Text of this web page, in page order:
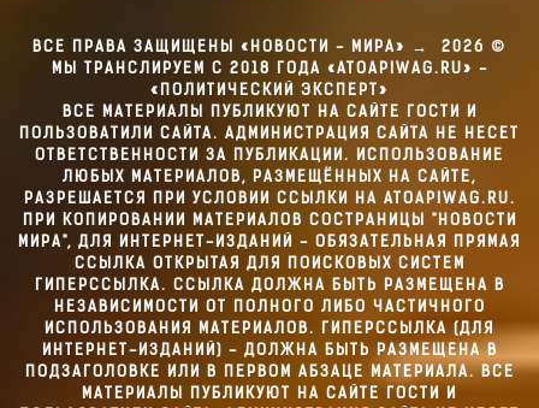
ВСЕ ПРАВА ЗАЩИЩЕНЫ «НОВОСТИ - МИРА» → 2026 ©
МЫ ТРАНСЛИРУЕМ С 2018 ГОДА «ATOAPIWAG.RU» -
«ПОЛИТИЧЕСКИЙ ЭКСПЕРТ»
ВСЕ МАТЕРИАЛЫ ПУБЛИКУЮТ НА САЙТЕ ГОСТИ И
ПОЛЬЗОВАТИЛИ САЙТА. АДМИНИСТРАЦИЯ САЙТА НЕ НЕСЕТ
ОТВЕТСТВЕННОСТИ ЗА ПУБЛИКАЦИИ. ИСПОЛЬЗОВАНИЕ
ЛЮБЫХ МАТЕРИАЛОВ, РАЗМЕЩЁННЫХ НА САЙТЕ,
РАЗРЕШАЕТСЯ ПРИ УСЛОВИИ ССЫЛКИ НА ATOAPIWAG.RU.
ПРИ КОПИРОВАНИИ МАТЕРИАЛОВ СОСТРАНИЦЫ "НОВОСТИ
МИРА", ДЛЯ ИНТЕРНЕТ-ИЗДАНИЙ - ОБЯЗАТЕЛЬНАЯ ПРЯМАЯ
ССЫЛКА ОТКРЫТАЯ ДЛЯ ПОИСКОВЫХ СИСТЕМ
ГИПЕРССЫЛКА. ССЫЛКА ДОЛЖНА БЫТЬ РАЗМЕЩЕНА В
НЕЗАВИСИМОСТИ ОТ ПОЛНОГО ЛИБО ЧАСТИЧНОГО
ИСПОЛЬЗОВАНИЯ МАТЕРИАЛОВ. ГИПЕРССЫЛКА (ДЛЯ
ИНТЕРНЕТ-ИЗДАНИЙ) - ДОЛЖНА БЫТЬ РАЗМЕЩЕНА В
ПОДЗАГОЛОВКЕ ИЛИ В ПЕРВОМ АБЗАЦЕ МАТЕРИАЛА. ВСЕ
МАТЕРИАЛЫ ПУБЛИКУЮТ НА САЙТЕ ГОСТИ И